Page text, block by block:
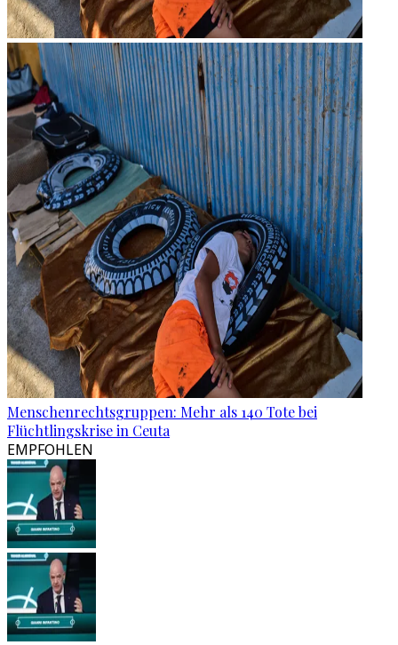
Menschenrechtsgruppen: Mehr als 140 Tote bei
Flüchtlingskrise in Ceuta
EMPFOHLEN